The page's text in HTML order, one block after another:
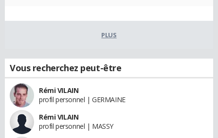
PLUS
Vous recherchez peut-être
Rémi VILAIN
profil personnel | GERMAINE
Rémi VILAIN
profil personnel | MASSY